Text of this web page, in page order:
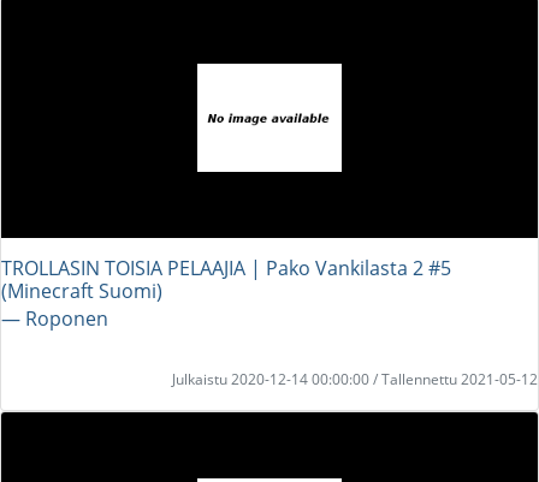
TROLLASIN TOISIA PELAAJIA | Pako Vankilasta 2 #5
(Minecraft Suomi)
― Roponen
Julkaistu 2020-12-14 00:00:00 / Tallennettu 2021-05-12